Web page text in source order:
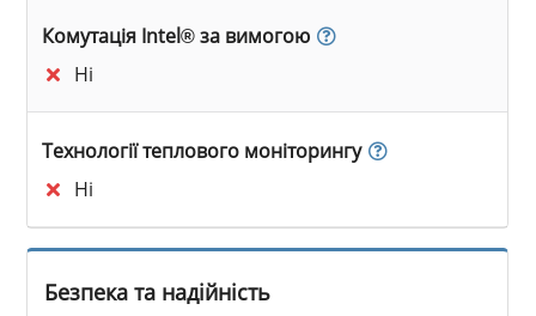
Комутація Intel® за вимогою
Ні
Технології теплового моніторингу
Ні
Безпека та надійність